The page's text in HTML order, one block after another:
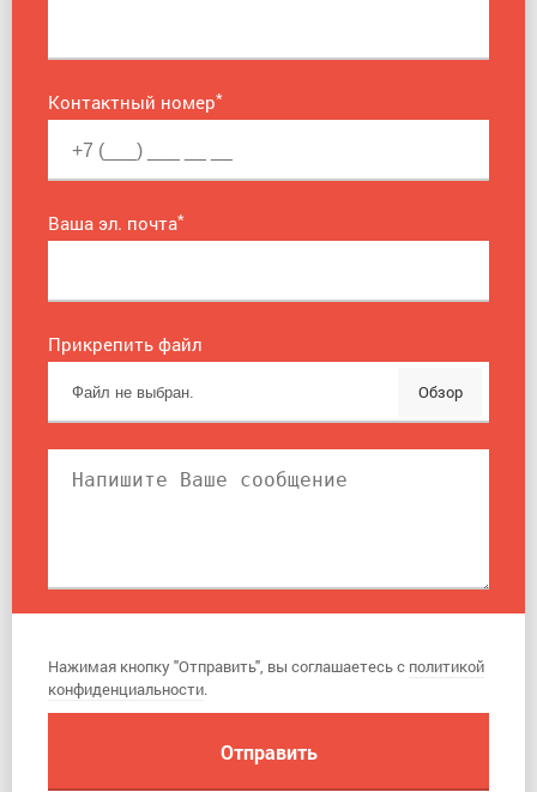
Контактный номер*
Ваша эл. почта*
Прикрепить файл
Обзор
Нажимая кнопку "Отправить", вы соглашаетесь с политикой
конфиденциальности.